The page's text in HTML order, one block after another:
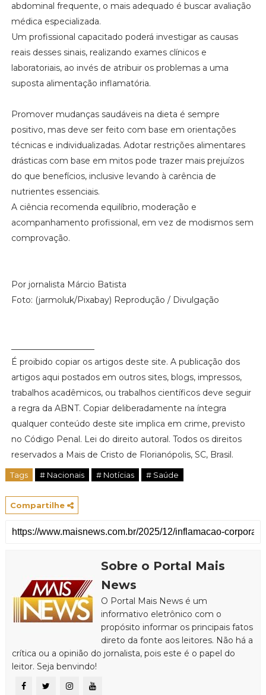
abdominal frequente, o mais adequado é buscar avaliação
médica especializada.
Um profissional capacitado poderá investigar as causas
reais desses sinais, realizando exames clínicos e
laboratoriais, ao invés de atribuir os problemas a uma
suposta alimentação inflamatória.
Promover mudanças saudáveis na dieta é sempre
positivo, mas deve ser feito com base em orientações
técnicas e individualizadas. Adotar restrições alimentares
drásticas com base em mitos pode trazer mais prejuízos
do que benefícios, inclusive levando à carência de
nutrientes essenciais.
A ciência recomenda equilíbrio, moderação e
acompanhamento profissional, em vez de modismos sem
comprovação.
Por jornalista Márcio Batista
Foto: (jarmoluk/Pixabay) Reprodução / Divulgação
É proibido copiar os artigos deste site. A publicação dos
artigos aqui postados em outros sites, blogs, impressos,
trabalhos acadêmicos, ou trabalhos científicos deve seguir
a regra da ABNT. Copiar deliberadamente na íntegra
qualquer conteúdo deste site implica em crime, previsto
no Código Penal. Lei do direito autoral. Todos os direitos
reservados a Mais de Cristo de Florianópolis, SC, Brasil.
Tags # Nacionais # Notícias # Saúde
Compartilhe
Sobre o Portal Mais
News
O Portal Mais News é um
informativo eletrônico com o
propósito informar os principais fatos
direto da fonte aos leitores. Não há a
crítica ou a opinião do jornalista, pois este é o papel do
leitor. Seja benvindo!